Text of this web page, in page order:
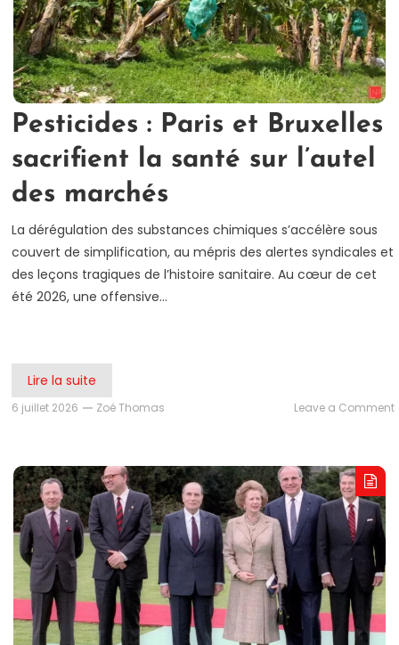
Pesticides : Paris et Bruxelles
sacrifient la santé sur l’autel
des marchés
La dérégulation des substances chimiques s’accélère sous
couvert de simplification, au mépris des alertes syndicales et
des leçons tragiques de l’histoire sanitaire. Au cœur de cet
été 2026, une offensive…
Lire la suite
6 juillet 2026 Zoé Thomas Leave a Comment